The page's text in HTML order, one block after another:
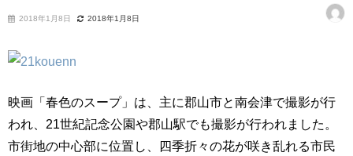
2018年1月8日 2018年1月8日
映画「春色のスープ」は、主に郡山市と南会津で撮影が行
われ、21世紀記念公園や郡山駅でも撮影が行われました。
市街地の中心部に位置し、四季折々の花が咲き乱れる市民